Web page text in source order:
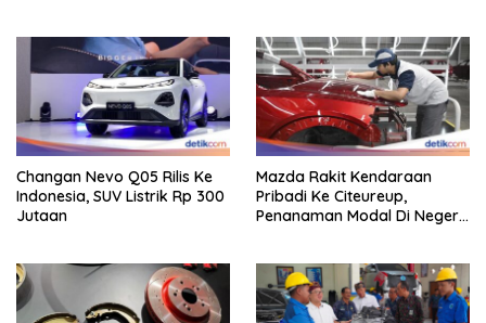
Changan Nevo Q05 Rilis Ke
Indonesia, SUV Listrik Rp 300
Jutaan
Mazda Rakit Kendaraan
Pribadi Ke Citeureup,
Penanaman Modal Di Negeri